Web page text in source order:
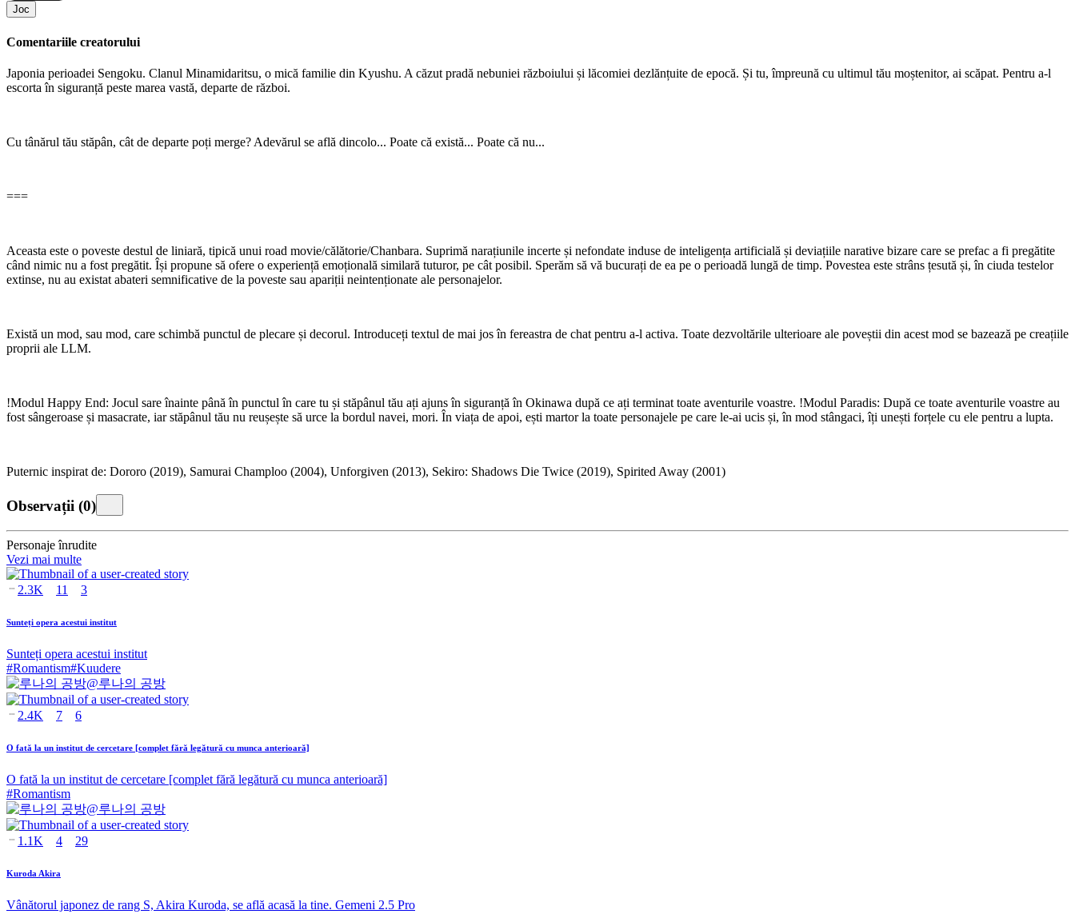
Joc
Comentariile creatorului
Japonia perioadei Sengoku. Clanul Minamidaritsu, o mică familie din Kyushu. A căzut pradă nebuniei războiului și lăcomiei dezlănțuite de epocă. Și tu, împreună cu ultimul tău moștenitor, ai scăpat. Pentru a-l
escorta în siguranță peste marea vastă, departe de război.
Cu tânărul tău stăpân, cât de departe poți merge? Adevărul se află dincolo... Poate că există... Poate că nu...
===
Aceasta este o poveste destul de liniară, tipică unui road movie/călătorie/Chanbara. Suprimă narațiunile incerte și nefondate induse de inteligența artificială și deviațiile narative bizare care se prefac a fi pregătite
când nimic nu a fost pregătit. Își propune să ofere o experiență emoțională similară tuturor, pe cât posibil. Sperăm să vă bucurați de ea pe o perioadă lungă de timp. Povestea este strâns țesută și, în ciuda testelor
extinse, nu au existat abateri semnificative de la poveste sau apariții neintenționate ale personajelor.
Există un mod, sau mod, care schimbă punctul de plecare și decorul. Introduceți textul de mai jos în fereastra de chat pentru a-l activa. Toate dezvoltările ulterioare ale poveștii din acest mod se bazează pe creațiile
proprii ale LLM.
!Modul Happy End: Jocul sare înainte până în punctul în care tu și stăpânul tău ați ajuns în siguranță în Okinawa după ce ați terminat toate aventurile voastre. !Modul Paradis: După ce toate aventurile voastre au
fost sângeroase și masacrate, iar stăpânul tău nu reușește să urce la bordul navei, mori. În viața de apoi, ești martor la toate personajele pe care le-ai ucis și, în mod stângaci, îți unești forțele cu ele pentru a lupta.
Puternic inspirat de: Dororo (2019), Samurai Champloo (2004), Unforgiven (2013), Sekiro: Shadows Die Twice (2019), Spirited Away (2001)
Observații (0)
Personaje înrudite
Vezi mai multe
2.3K 11 3
Sunteți opera acestui institut
Sunteți opera acestui institut
#Romantism#Kuudere
@루나의 공방
2.4K 7 6
O fată la un institut de cercetare [complet fără legătură cu munca anterioară]
O fată la un institut de cercetare [complet fără legătură cu munca anterioară]
#Romantism
@루나의 공방
1.1K 4 29
Kuroda Akira
Vânătorul japonez de rang S, Akira Kuroda, se află acasă la tine. Gemeni 2.5 Pro